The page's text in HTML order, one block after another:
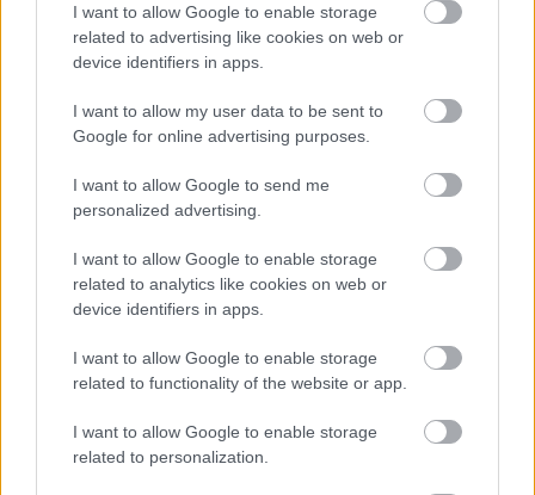
I want to allow Google to enable storage
related to advertising like cookies on web or
device identifiers in apps.
I want to allow my user data to be sent to
Google for online advertising purposes.
I want to allow Google to send me
personalized advertising.
I want to allow Google to enable storage
related to analytics like cookies on web or
device identifiers in apps.
I want to allow Google to enable storage
related to functionality of the website or app.
I want to allow Google to enable storage
related to personalization.
13. Dwayne Johnson és Madison Pettis – Gyerekjáték
14. A Jóbarátok teljes színészgárdája